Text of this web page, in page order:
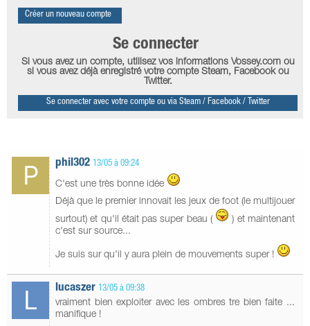
Créer un nouveau compte
Se connecter
Si vous avez un compte, utilisez vos informations Vossey.com ou
si vous avez déjà enregistré votre compte Steam, Facebook ou
Twitter.
Se connecter avec votre compte ou via Steam / Facebook / Twitter
phil302 13/05 à 09:24
C'est une très bonne idée
Déjà que le premier innovait les jeux de foot (le multijouer
surtout) et qu'il était pas super beau (
) et maintenant
c'est sur source...
Je suis sur qu'il y aura plein de mouvements super !
lucaszer 13/05 à 09:38
vraiment bien exploiter avec les ombres tre bien faite ...
manifique !